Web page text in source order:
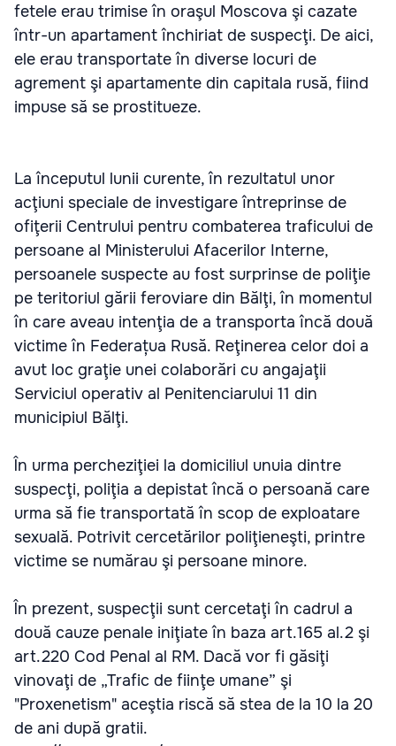
fetele erau trimise în oraşul Moscova şi cazate
într-un apartament închiriat de suspecţi. De aici,
ele erau transportate în diverse locuri de
agrement şi apartamente din capitala rusă, fiind
impuse să se prostitueze.
La începutul lunii curente, în rezultatul unor
acţiuni speciale de investigare întreprinse de
ofiţerii Centrului pentru combaterea traficului de
persoane al Ministerului Afacerilor Interne,
persoanele suspecte au fost surprinse de poliţie
pe teritoriul gării feroviare din Bălţi, în momentul
în care aveau intenţia de a transporta încă două
victime în Federațua Rusă. Reţinerea celor doi a
avut loc graţie unei colaborări cu angajaţii
Serviciul operativ al Penitenciarului 11 din
municipiul Bălţi.
În urma percheziţiei la domiciliul unuia dintre
suspecţi, poliţia a depistat încă o persoană care
urma să fie transportată în scop de exploatare
sexuală. Potrivit cercetărilor poliţieneşti, printre
victime se numărau şi persoane minore.
În prezent, suspecţii sunt cercetaţi în cadrul a
două cauze penale iniţiate în baza art.165 al.2 şi
art.220 Cod Penal al RM. Dacă vor fi găsiţi
vinovaţi de „Trafic de fiinţe umane” şi
"Proxenetism" aceştia riscă să stea de la 10 la 20
de ani după gratii.